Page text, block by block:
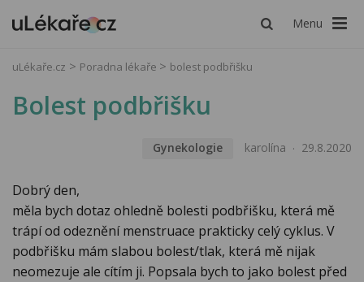
Menu
uLékaře.cz Poradna lékaře bolest podbřišku
Bolest podbřišku
Gynekologie karolína 29.8.2020
Dobrý den,
měla bych dotaz ohledně bolesti podbřišku, která mě
trápí od odeznění menstruace prakticky celý cyklus. V
podbřišku mám slabou bolest/tlak, která mě nijak
neomezuje ale cítím ji. Popsala bych to jako bolest před